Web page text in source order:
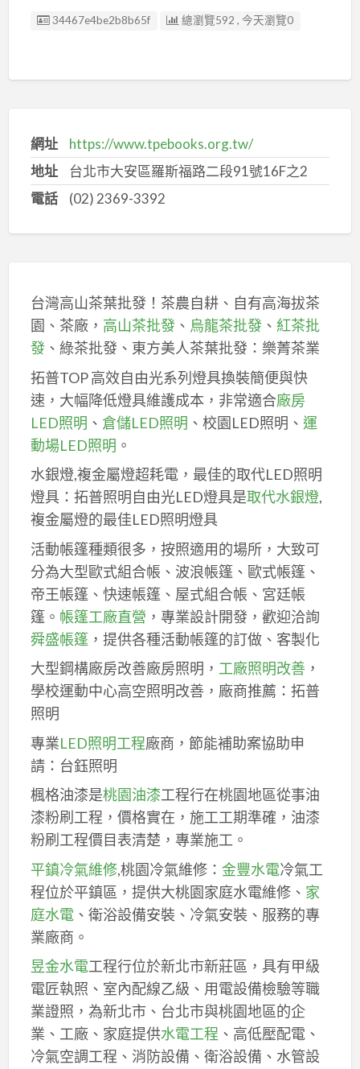
廣告编號
34467e4be2b8b65f 總瀏覽592 , 今天瀏覽0
網址
https://www.tpebooks.org.tw/
地址
台北市大安區羅斯福路二段91號16F之2
電話
(02) 2369-3392
台灣高山茶葉批發！茶農自耕、自有高海拔茶
園、茶廠， 高山茶批發、 烏龍茶批發、 紅茶批
發、綠茶批發、東方美人茶葉批發：樂菁茶業
拓普TOP 高效自由光系列燈具換裝簡便與快
速，大幅降低燈具維護成本，非常適合廠房
LED照明 、 倉儲LED照明 、校園LED照明、 運
動場LED照明 。
水銀燈,複金屬燈超耗電，最佳的取代LED照明
燈具：拓普照明自由光LED燈具是取代水銀燈,
複金屬燈的最佳LED照明燈具
活動帳篷種類很多，按照適用的場所，大致可
分為大型歐式組合帳、波浪帳篷、歐式帳篷、
帝王帳篷、快速帳篷、屋式組合帳、宮廷帳
篷。 帳篷工廠直營 ，專業設計開發，歡迎洽詢
舜盛帳篷，提供各種活動帳篷的訂做、客製化
大型鋼構廠房改善廠房照明， 工廠照明改善，
學校運動中心高空照明改善，廠商推薦：拓普
照明
專業LED照明工程廠商，節能補助案協助申
請：台鈺照明
楓格油漆是桃園油漆工程行在桃園地區從事油
漆粉刷工程，價格實在，施工工期準確，油漆
粉刷工程價目表清楚，專業施工。
平鎮冷氣維修,桃園冷氣維修： 金豐水電冷氣工
程位於平鎮區，提供大桃園家庭水電維修、 家
庭水電、衛浴設備安裝、冷氣安裝、服務的專
業廠商。
昱金水電工程行位於新北市新莊區，具有甲級
電匠執照、室內配線乙級、用電設備檢驗等職
業證照，為新北市、台北市與桃園地區的企
業、工廠、家庭提供水電工程 、高低壓配電、
冷氣空調工程、消防設備、衛浴設備、水管設